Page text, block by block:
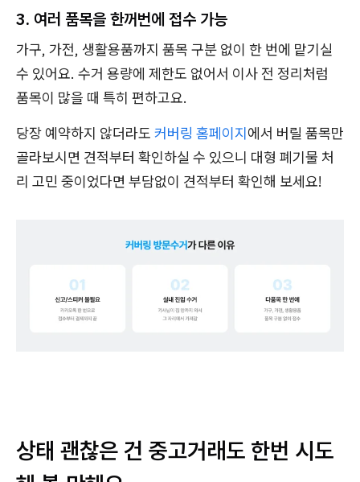
3. 여러 품목을 한꺼번에 접수 가능
가구, 가전, 생활용품까지 품목 구분 없이 한 번에 맡기실
수 있어요. 수거 용량에 제한도 없어서 이사 전 정리처럼
품목이 많을 때 특히 편하고요.
당장 예약하지 않더라도 커버링 홈페이지에서 버릴 품목만
골라보시면 견적부터 확인하실 수 있으니 대형 폐기물 처
리 고민 중이었다면 부담없이 견적부터 확인해 보세요!
상태 괜찮은 건 중고거래도 한번 시도